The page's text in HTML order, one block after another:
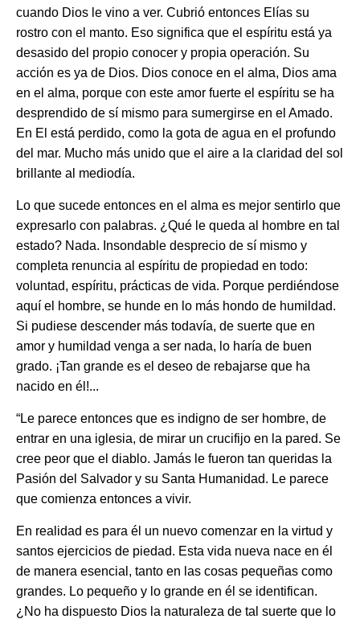
cuando Dios le vino a ver. Cubrió entonces Elías su
rostro con el manto. Eso significa que el espíritu está ya
desasido del propio conocer y propia operación. Su
acción es ya de Dios. Dios conoce en el alma, Dios ama
en el alma, porque con este amor fuerte el espíritu se ha
desprendido de sí mismo para sumergirse en el Amado.
En El está perdido, como la gota de agua en el profundo
del mar. Mucho más unido que el aire a la claridad del sol
brillante al mediodía.
Lo que sucede entonces en el alma es mejor sentirlo que
expresarlo con palabras. ¿Qué le queda al hombre en tal
estado? Nada. Insondable desprecio de sí mismo y
completa renuncia al espíritu de propiedad en todo:
voluntad, espíritu, prácticas de vida. Porque perdiéndose
aquí el hombre, se hunde en lo más hondo de humildad.
Si pudiese descender más todavía, de suerte que en
amor y humildad venga a ser nada, lo haría de buen
grado. ¡Tan grande es el deseo de rebajarse que ha
nacido en él!...
“Le parece entonces que es indigno de ser hombre, de
entrar en una iglesia, de mirar un crucifijo en la pared. Se
cree peor que el diablo. Jamás le fueron tan queridas la
Pasión del Salvador y su Santa Humanidad. Le parece
que comienza entonces a vivir.
En realidad es para él un nuevo comenzar en la virtud y
santos ejercicios de piedad. Esta vida nueva nace en él
de manera esencial, tanto en las cosas pequeñas como
grandes. Lo pequeño y lo grande en él se identifican.
¿No ha dispuesto Dios la naturaleza de tal suerte que lo